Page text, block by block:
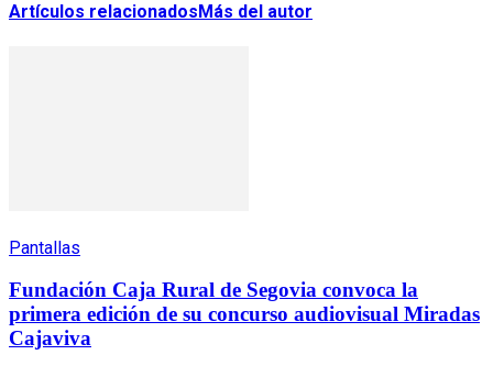
Artículos relacionados Más del autor
Pantallas
Fundación Caja Rural de Segovia convoca la
primera edición de su concurso audiovisual Miradas
Cajaviva